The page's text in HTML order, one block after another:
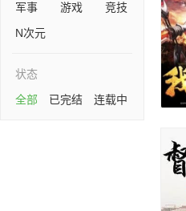
军事 游戏
竞技
N次元
状态
全部
已完结 连载中